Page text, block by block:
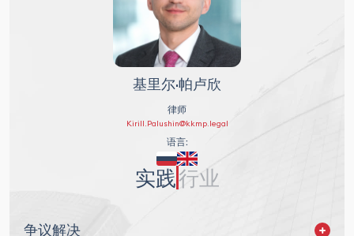
基里尔·帕卢欣
律师
Kirill.Palushin@kkmp.legal
语言:
实践行业
争议解决